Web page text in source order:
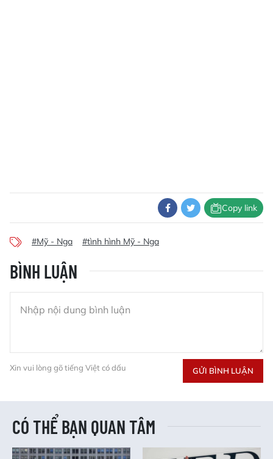
Copy link
#Mỹ - Nga #tình hình Mỹ - Nga
BÌNH LUẬN
Xin vui lòng gõ tiếng Việt có dấu GỬI BÌNH LUẬN
CÓ THỂ BẠN QUAN TÂM